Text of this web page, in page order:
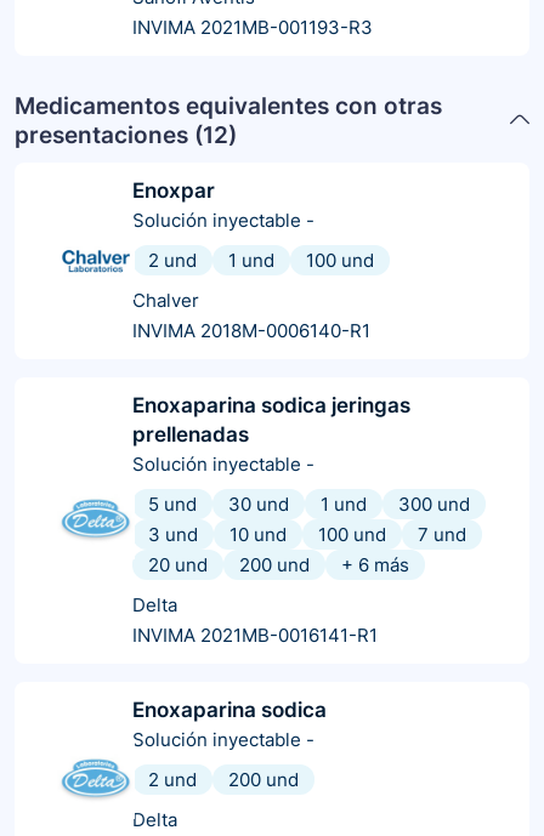
INVIMA 2021MB-001193-R3
Medicamentos equivalentes con otras
presentaciones (12)
Enoxpar
Solución inyectable -
2 und
1 und
100 und
Chalver
INVIMA 2018M-0006140-R1
Enoxaparina sodica jeringas
prellenadas
Solución inyectable -
5 und
30 und 1 und
300 und
3 und
10 und 100 und
7 und
20 und
200 und + 6 más
Delta
INVIMA 2021MB-0016141-R1
Enoxaparina sodica
Solución inyectable -
2 und
200 und
Delta